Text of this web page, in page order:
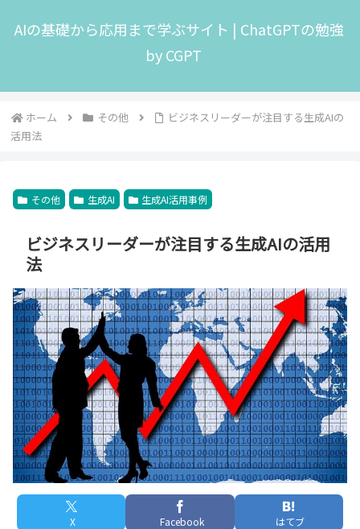
AIの基礎から応用まで学ぶサイト | ChatGPTの勉強
by CGPT
ホーム その他
ビジネスリーダーが注目する生成AIの
活用法
その他 生成AI 生成AI活用事例
ビジネスリーダーが注目する生成AIの活用
法
X Facebook はてブ